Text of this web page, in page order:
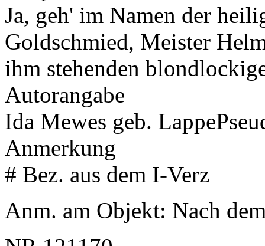
Ja, geh' im Namen der
Goldschmied, Meister
ihm stehenden
Autorangabe
Ida Mewes geb. Lappe
Anmerkung
# Bez. aus dem I-Verz
Anm. am Objekt: Nach